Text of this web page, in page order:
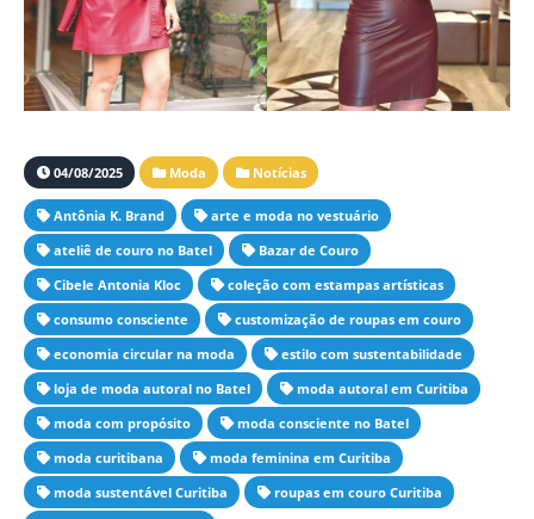
04/08/2025 Moda Notícias
Antônia K. Brand
arte e moda no vestuário
ateliê de couro no Batel
Bazar de Couro
Cibele Antonia Kloc
coleção com estampas artísticas
consumo consciente
customização de roupas em couro
economia circular na moda
estilo com sustentabilidade
loja de moda autoral no Batel
moda autoral em Curitiba
moda com propósito
moda consciente no Batel
moda curitibana
moda feminina em Curitiba
moda sustentável Curitiba
roupas em couro Curitiba